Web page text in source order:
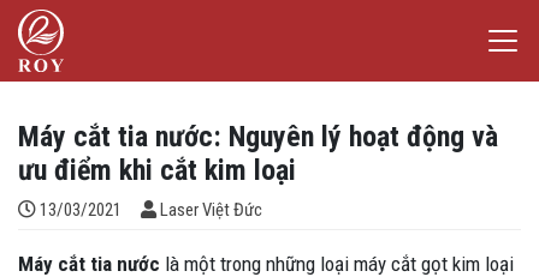
Chuyển đến nội dung
Laser Việt Đức
Máy cắt tia nước: Nguyên lý hoạt động và
ưu điểm khi cắt kim loại
13/03/2021 Đăng bởi
Laser Việt Đức
Máy cắt tia nước là một trong những loại máy cắt gọt kim loại